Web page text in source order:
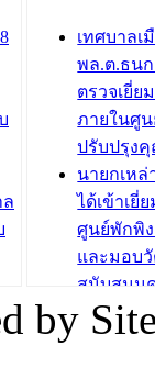
ถนนแก่เ
เด็กเล็ก
เทศบาลเ
ปรึกษาห
วัยของอ
บทความ อื่นๆ ...
เทศบาลเ
พล.ต.ธน
ตรวจเยี่ย
ภายในศู
ปรับปรุง
นายกเห
ได้เข้าเยี่
ศูนย์พักพิ
และมอบ
สนับสนุน
ภัยน้ำท่วม
ภาพบรร
by